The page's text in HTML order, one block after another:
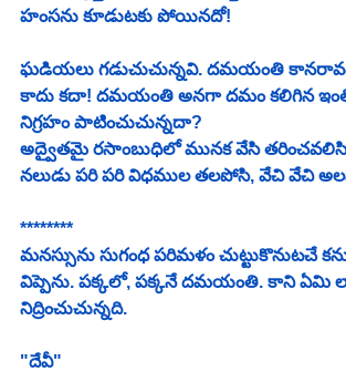
హంసను కూడుటకు పోయినదో!
ఘడియలు గడుచుచున్నవి. దమయంతి
కాదు కదా! దమయంతి అనగా దమం కలిగిన
నిగ్రహం పాటించుచున్నదా?
అద్వైతమై రసాంబుధిలో మునక వేసి
నలుడు పరి పరి విధముల తలపోసి, వేచి వేచి
********
మనస్సును సుగంధ పరిమళం చుట్టుకొనుటచే
విప్పెను. పక్కలో, పక్కనే దమయంతి. కాని ఏమి
నిద్రించుచున్నది.
"దేవీ"